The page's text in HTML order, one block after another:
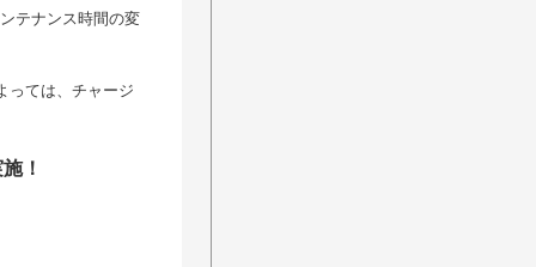
テナンス時間の変
っては、チャージ
！